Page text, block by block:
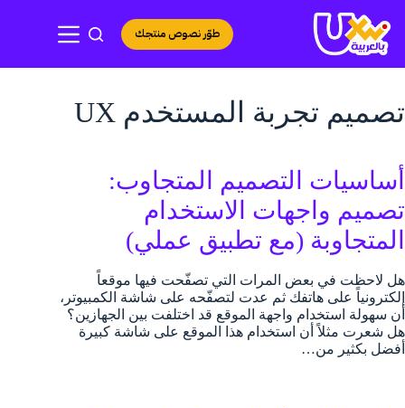
إلى
المحتوى
طوّر نصوص منتجك
تصميم تجربة المستخدم UX
أساسيات التصميم المتجاوب:
تصميم واجهات الاستخدام
المتجاوبة (مع تطبيق عملي)
هل لاحظت في بعض المرات التي تصفّحت فيها موقعاً
إلكترونياً على هاتفك ثم عدت لتصفّحه على شاشة الكمبيوتر،
أن سهولة استخدام واجهة الموقع قد اختلفت بين الجهازين؟
هل شعرت مثلاً أن استخدام هذا الموقع على شاشة كبيرة
أفضل بكثير من…